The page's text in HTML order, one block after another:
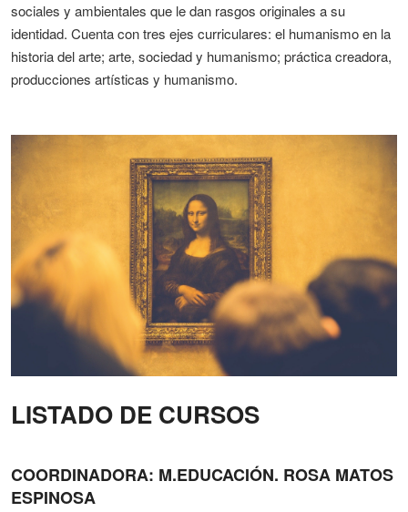
sociales y ambientales que le dan rasgos originales a su
identidad. Cuenta con tres ejes curriculares: el humanismo en la
historia del arte; arte, sociedad y humanismo; práctica creadora,
producciones artísticas y humanismo.
LISTADO DE CURSOS
COORDINADORA: M.EDUCACIÓN. ROSA MATOS
ESPINOSA